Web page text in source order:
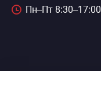
Пн–Пт 8:30–17:00